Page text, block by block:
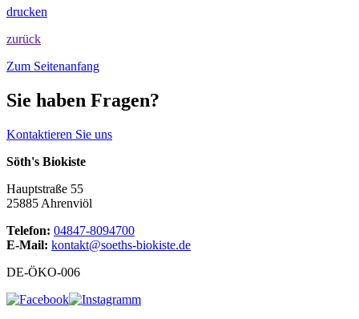
drucken
zurück
Zum Seitenanfang
Sie haben Fragen?
Kontaktieren Sie uns
Söth's Biokiste
Hauptstraße 55
25885 Ahrenviöl
Telefon: 04847-8094700
E-Mail: kontakt@soeths-biokiste.de
DE-ÖKO-006